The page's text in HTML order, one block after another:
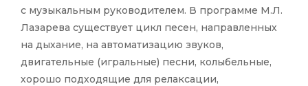
с музыкальным руководителем. В программе М.Л.
Лазарева существует цикл песен, направленных
на дыхание, на автоматизацию звуков,
двигательные (игральные) песни, колыбельные,
хорошо подходящие для релаксации,